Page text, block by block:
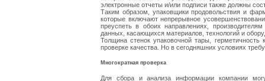
электронные отчеты и/или подписи также должны
Таким образом, упаковщики продовольствия и
которые включают непрерывное
преуспеть в обоих направлениях,
данных, касающихся материалов, технологий и
Толщина стенок упаковочной тары,
проверке качества. Но в сегодняшних условиях
Многократная проверка
Для сбора и анализа информации компании